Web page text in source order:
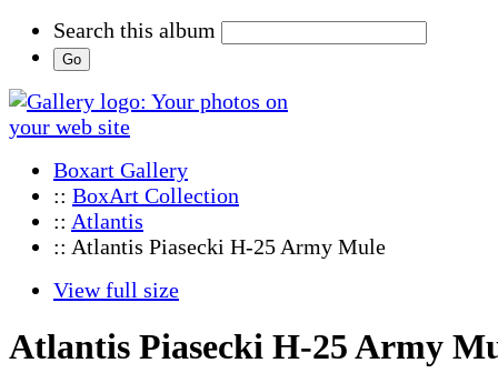
Search this album
Boxart Gallery
:: BoxArt Collection
:: Atlantis
:: Atlantis Piasecki H-25 Army Mule
View full size
Atlantis Piasecki H-25 Army